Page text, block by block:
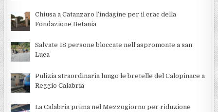
Chiusa a Catanzaro l’indagine per il crac della
Fondazione Betania
Salvate 18 persone bloccate nell’aspromonte a san
Luca
Pulizia straordinaria lungo le bretelle del Calopinace a
Reggio Calabria
La Calabria prima nel Mezzogiorno per riduzione